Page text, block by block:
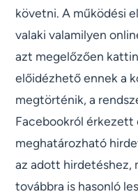
követni. A működési
valaki valamilyen
azt megelőzően
előidézhető ennek a
megtörténik, a
Facebookról érkezett
meghatározható
az adott hirdetéshez,
továbbra is hasonló